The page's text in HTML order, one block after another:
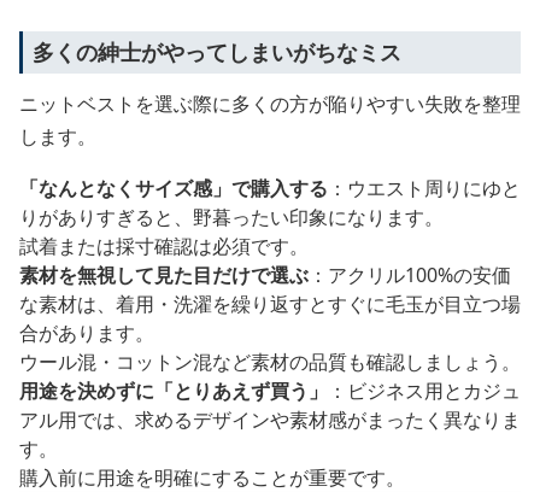
多くの紳士がやってしまいがちなミス
ニットベストを選ぶ際に多くの方が陥りやすい失敗を整理
します。
「なんとなくサイズ感」で購入する ：ウエスト周りにゆと
りがありすぎると、野暮ったい印象になります。
試着または採寸確認は必須です。
素材を無視して見た目だけで選ぶ ：アクリル100%の安価
な素材は、着用・洗濯を繰り返すとすぐに毛玉が目立つ場
合があります。
ウール混・コットン混など素材の品質も確認しましょう。
用途を決めずに「とりあえず買う」
：ビジネス用とカジュ
アル用では、求めるデザインや素材感がまったく異なりま
す。
購入前に用途を明確にすることが重要です。